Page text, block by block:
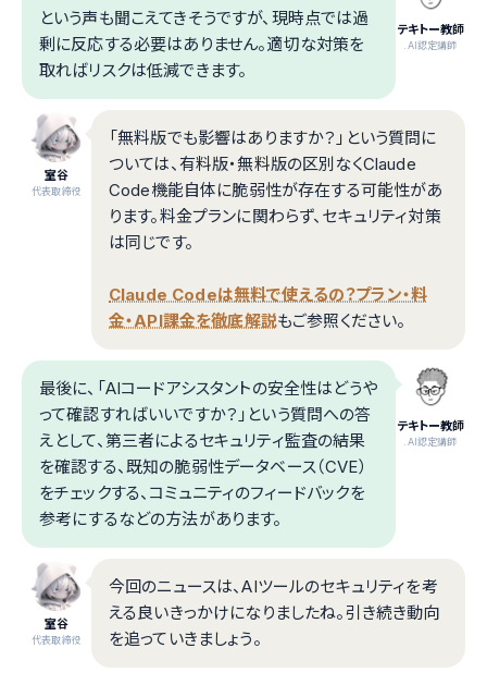
テキトー教師
.AI認定講師
という声も聞こえてきそうですが、現時点では過
剰に反応する必要はありません。適切な対策を
取ればリスクは低減できます。
室谷
代表取締役
「無料版でも影響はありますか？」という質問に
ついては、有料版・無料版の区別なくClaude
Code機能自体に脆弱性が存在する可能性があ
ります。料金プランに関わらず、セキュリティ対策
は同じです。
Claude Codeは無料で使えるの？プラン・料
金・API課金を徹底解説もご参照ください。
テキトー教師
.AI認定講師
最後に、「AIコードアシスタントの安全性はどうや
って確認すればいいですか？」という質問への答
えとして、第三者によるセキュリティ監査の結果
を確認する、既知の脆弱性データベース（CVE）
をチェックする、コミュニティのフィードバックを
参考にするなどの方法があります。
室谷
代表取締役
今回のニュースは、AIツールのセキュリティを考
える良いきっかけになりましたね。引き続き動向
を追っていきましょう。